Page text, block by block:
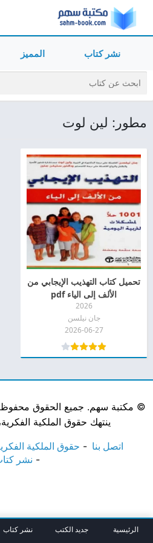
نشر كتاب المميز
مطور: لين لوت
تحميل كتاب التهذيب الإيجابي من
الألف إلى الياء pdf
2026
جان نيلسن
2026-06-27
© مكتبة سهم. جميع الحقوق
ينتهك حقوق الملكية
اتصل بنا حقوق الملكية
نشر
الرئيسية جديد الكتب نشر كتاب